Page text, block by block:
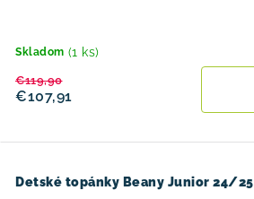
Skladom (1 ks)
€107,91
€119,90
Detské topánky Beany Junior 24/25